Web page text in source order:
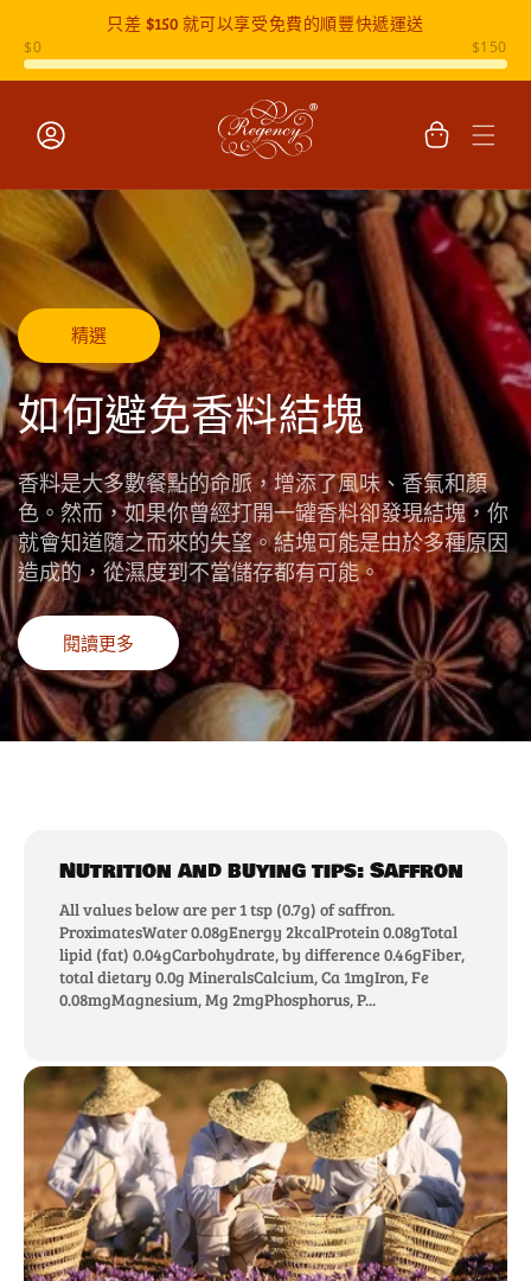
只差 $150就可以享受免費的順豐快遞運送
登
物
精選
如何避免香料結塊
香料是大多數餐點的命脈，增添了風味、香氣和顏
色。然而，如果你曾經打開一罐香料卻發現結塊，你
就會知道隨之而來的失望。結塊可能是由於多種原因
造成的，從濕度到不當儲存都有可能。
閱讀更多
Nutrition and buying tips: Saffron
All values below are per 1 tsp (0.7g) of saffron.
ProximatesWater 0.08gEnergy 2kcalProtein 0.08gTotal
lipid (fat) 0.04gCarbohydrate, by difference 0.46gFiber,
total dietary 0.0g MineralsCalcium, Ca 1mgIron, Fe
0.08mgMagnesium, Mg 2mgPhosphorus, P...